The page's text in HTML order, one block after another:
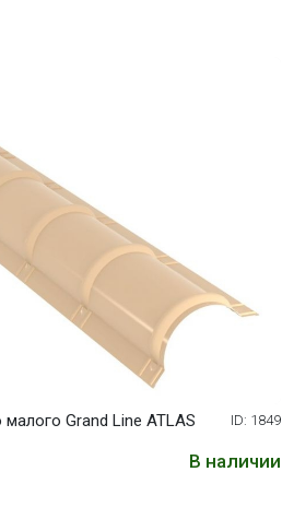
Grand Line ATLAS ID: 1849
В наличии